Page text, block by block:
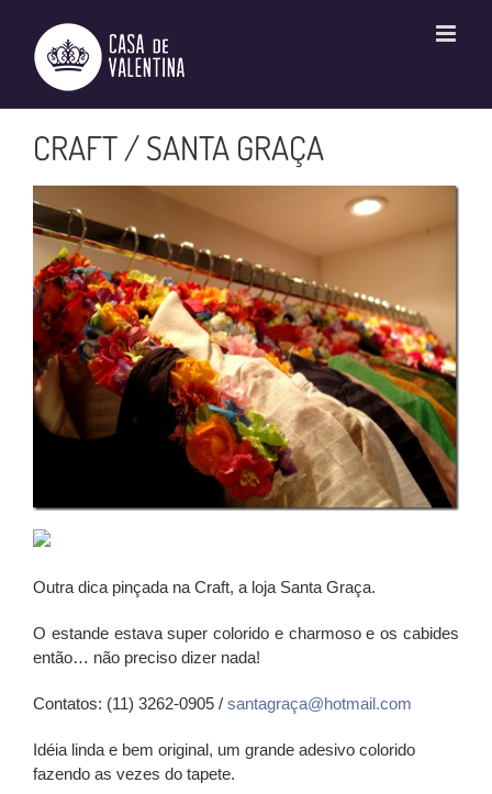
conteúdo
CRAFT / SANTA GRAÇA
Outra dica pinçada na Craft, a loja Santa Graça.
O estande estava super colorido e charmoso e os cabides
então… não preciso dizer nada!
Contatos: (11) 3262-0905 / santagraça@hotmail.com
Idéia linda e bem original, um grande adesivo colorido
fazendo as vezes do tapete.